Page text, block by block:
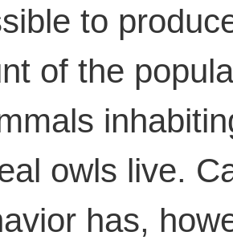
to
of the
owls live.
has,